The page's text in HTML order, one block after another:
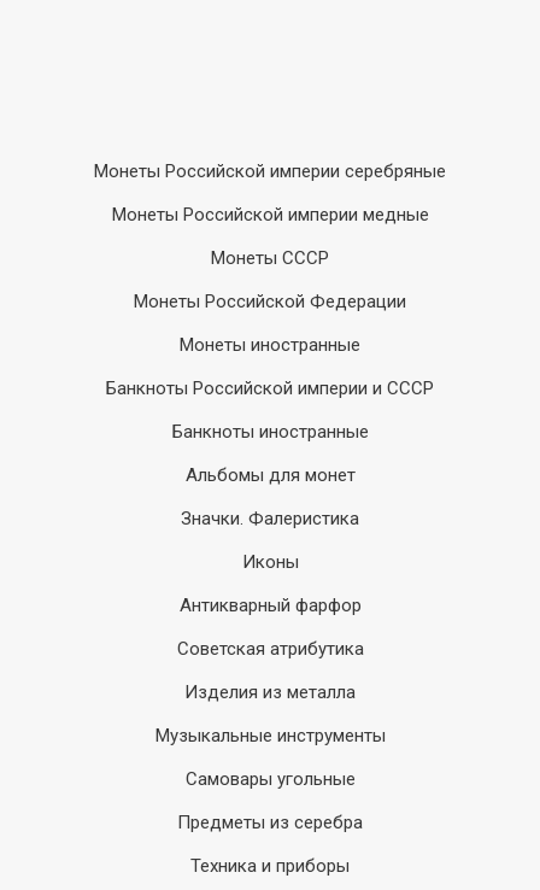
Монеты Российской империи серебряные
Монеты Российской империи медные
Монеты СССР
Монеты Российской Федерации
Монеты иностранные
Банкноты Российской империи и СССР
Банкноты иностранные
Альбомы для монет
Значки. Фалеристика
Иконы
Антикварный фарфор
Советская атрибутика
Изделия из металла
Музыкальные инструменты
Самовары угольные
Предметы из серебра
Техника и приборы